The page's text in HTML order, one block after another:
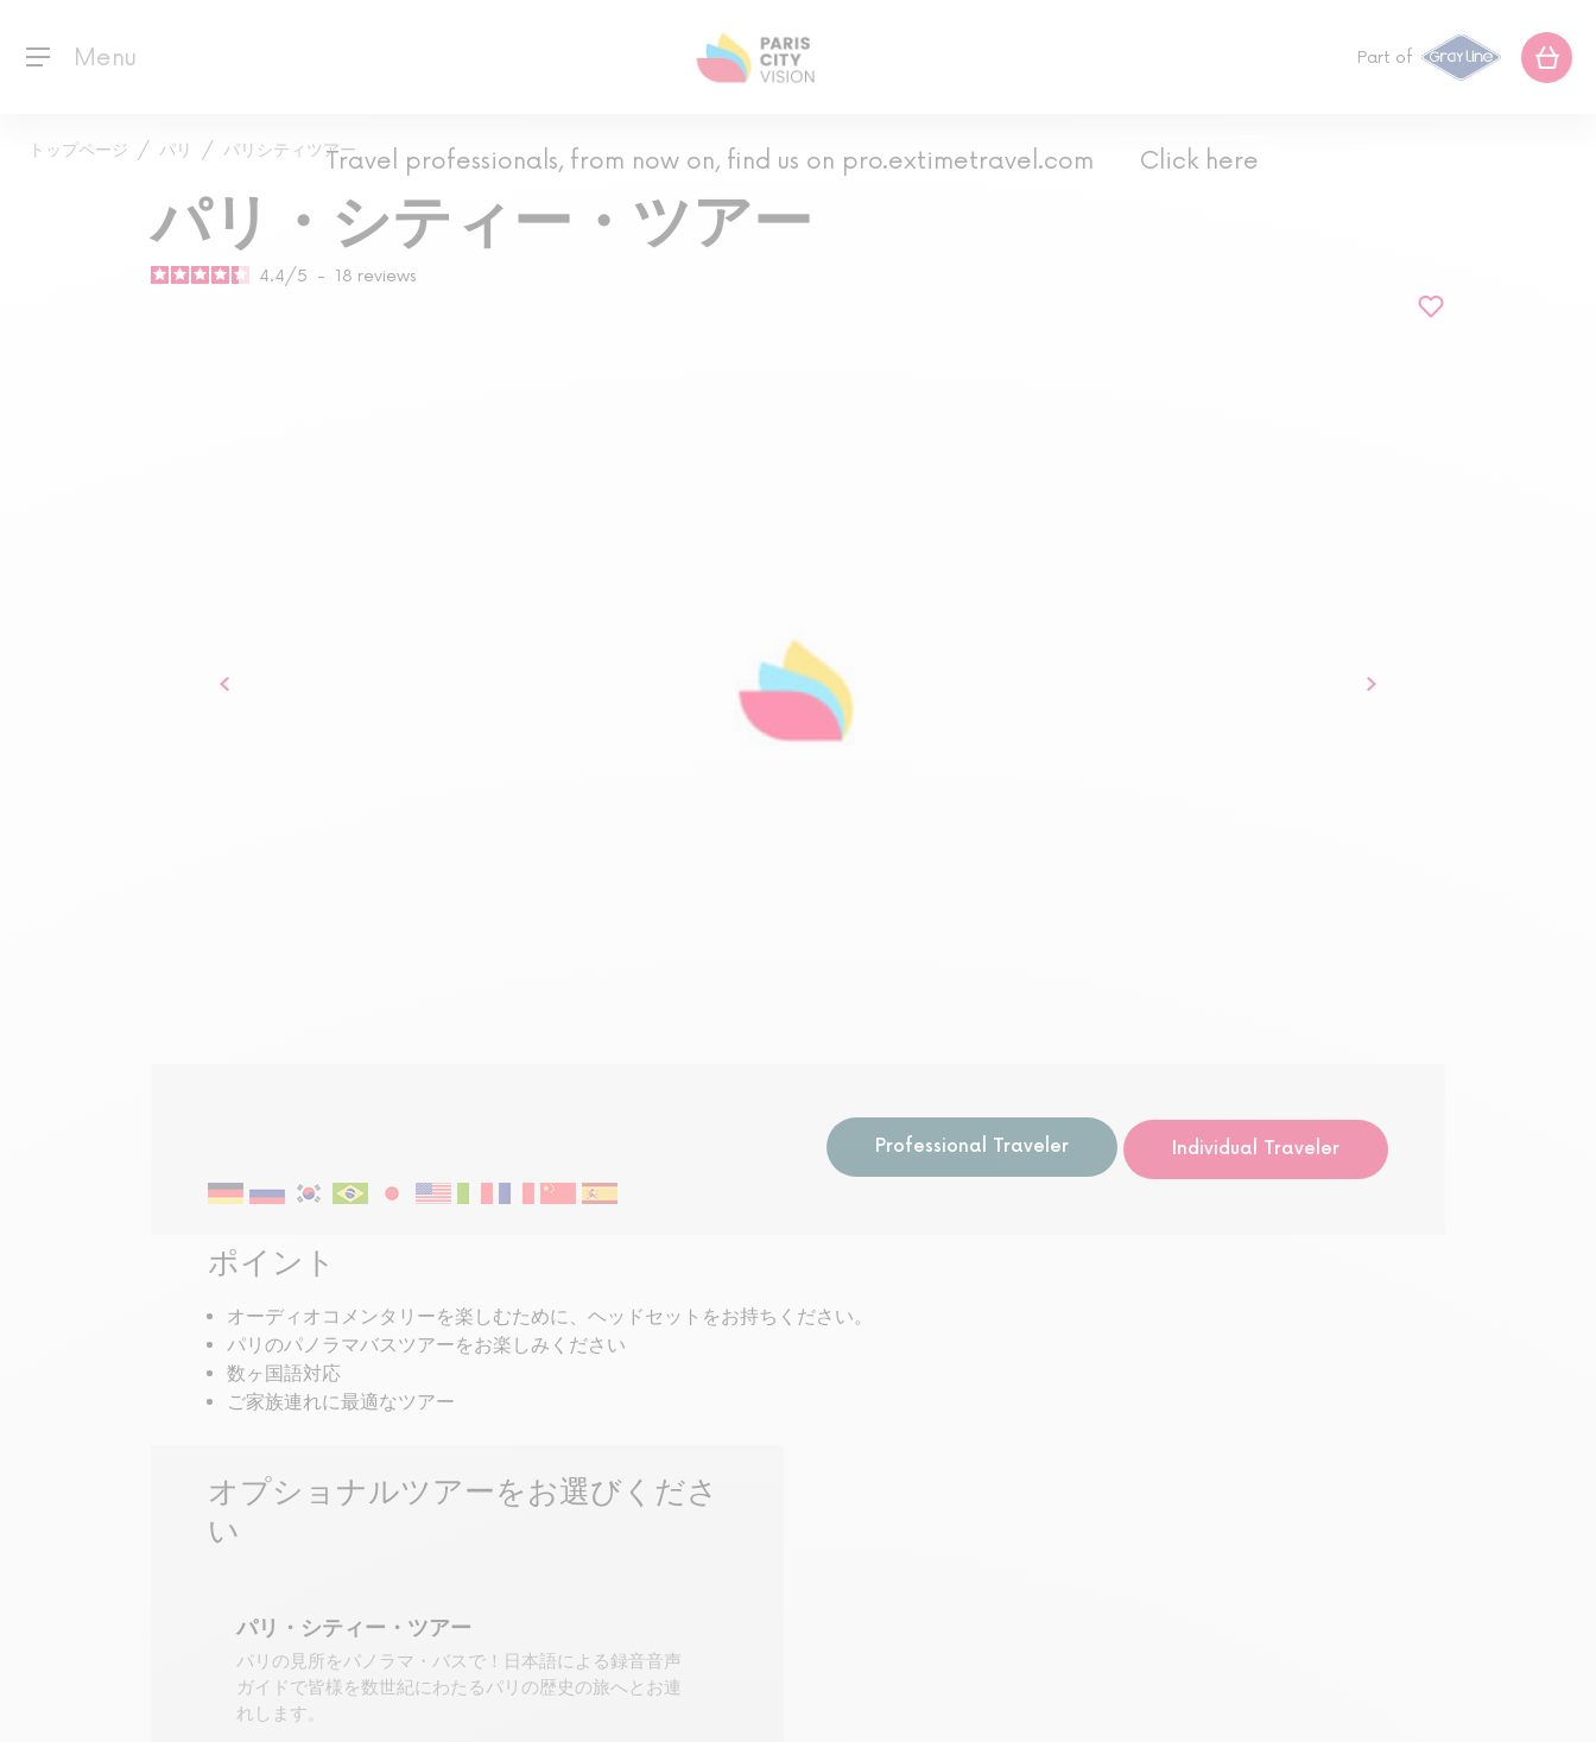
Menu Part of
Travel professionals, from now on, find us on pro.extimetravel.com Click here
トップページ パリ パリシティツアー
パリ・シティー・ツアー
4.4/5 - 18 reviews
Professional Traveler
Individual Traveler
ポイント
オーディオコメンタリーを楽しむために、ヘッドセットをお持ちください。
パリのパノラマバスツアーをお楽しみください
数ヶ国語対応
ご家族連れに最適なツアー
オプショナルツアーをお選びくださ
い
パリ・シティー・ツアー
パリの見所をパノラマ・バスで！日本語による録音音声
ガイドで皆様を数世紀にわたるパリの歴史の旅へとお連
れします。